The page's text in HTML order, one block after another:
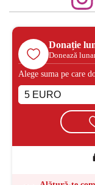
Donație
Donează
Alege suma pe care